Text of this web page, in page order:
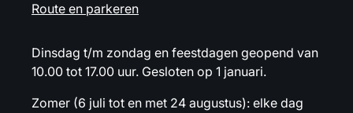
Route en parkeren
Dinsdag t/m zondag en feestdagen geopend van
10.00 tot 17.00 uur. Gesloten op 1 januari.
Zomer (6 juli tot en met 24 augustus): elke dag